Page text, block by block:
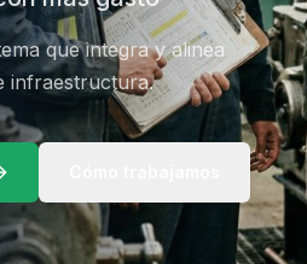
que integra y alinea
infraestructura.